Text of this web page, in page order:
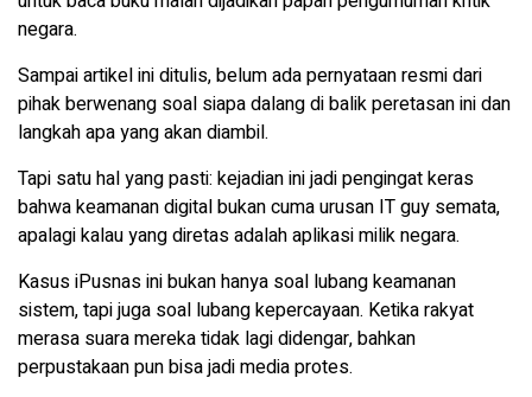
negara.
Sampai artikel ini ditulis, belum ada pernyataan resmi dari
pihak berwenang soal siapa dalang di balik peretasan ini dan
langkah apa yang akan diambil.
Tapi satu hal yang pasti: kejadian ini jadi pengingat keras
bahwa keamanan digital bukan cuma urusan IT guy semata,
apalagi kalau yang diretas adalah aplikasi milik negara.
Kasus iPusnas ini bukan hanya soal lubang keamanan
sistem, tapi juga soal lubang kepercayaan. Ketika rakyat
merasa suara mereka tidak lagi didengar, bahkan
perpustakaan pun bisa jadi media protes.